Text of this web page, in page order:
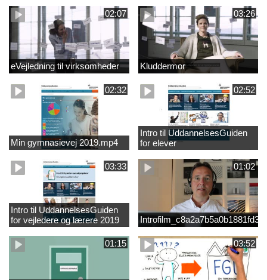
02:07
eVejledning til virksomheder
03:26
Kluddermor
02:32
Min gymnasievej 2019.mp4
02:52
Intro til UddannelsesGuiden
for elever
03:33
Intro til UddannelsesGuiden
for vejledere og lærere 2019
01:02
01:15 03:52